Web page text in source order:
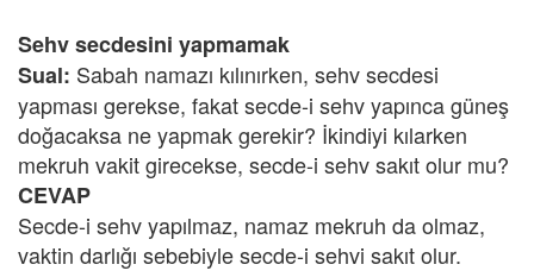
Sehv secdesini yapmamak
Sual: Sabah namazı kılınırken, sehv secdesi
yapması gerekse, fakat secde-i sehv yapınca güneş
doğacaksa ne yapmak gerekir? İkindiyi kılarken
mekruh vakit girecekse, secde-i sehv sakıt olur mu?
CEVAP
Secde-i sehv yapılmaz, namaz mekruh da olmaz,
vaktin darlığı sebebiyle secde-i sehvi sakıt olur.